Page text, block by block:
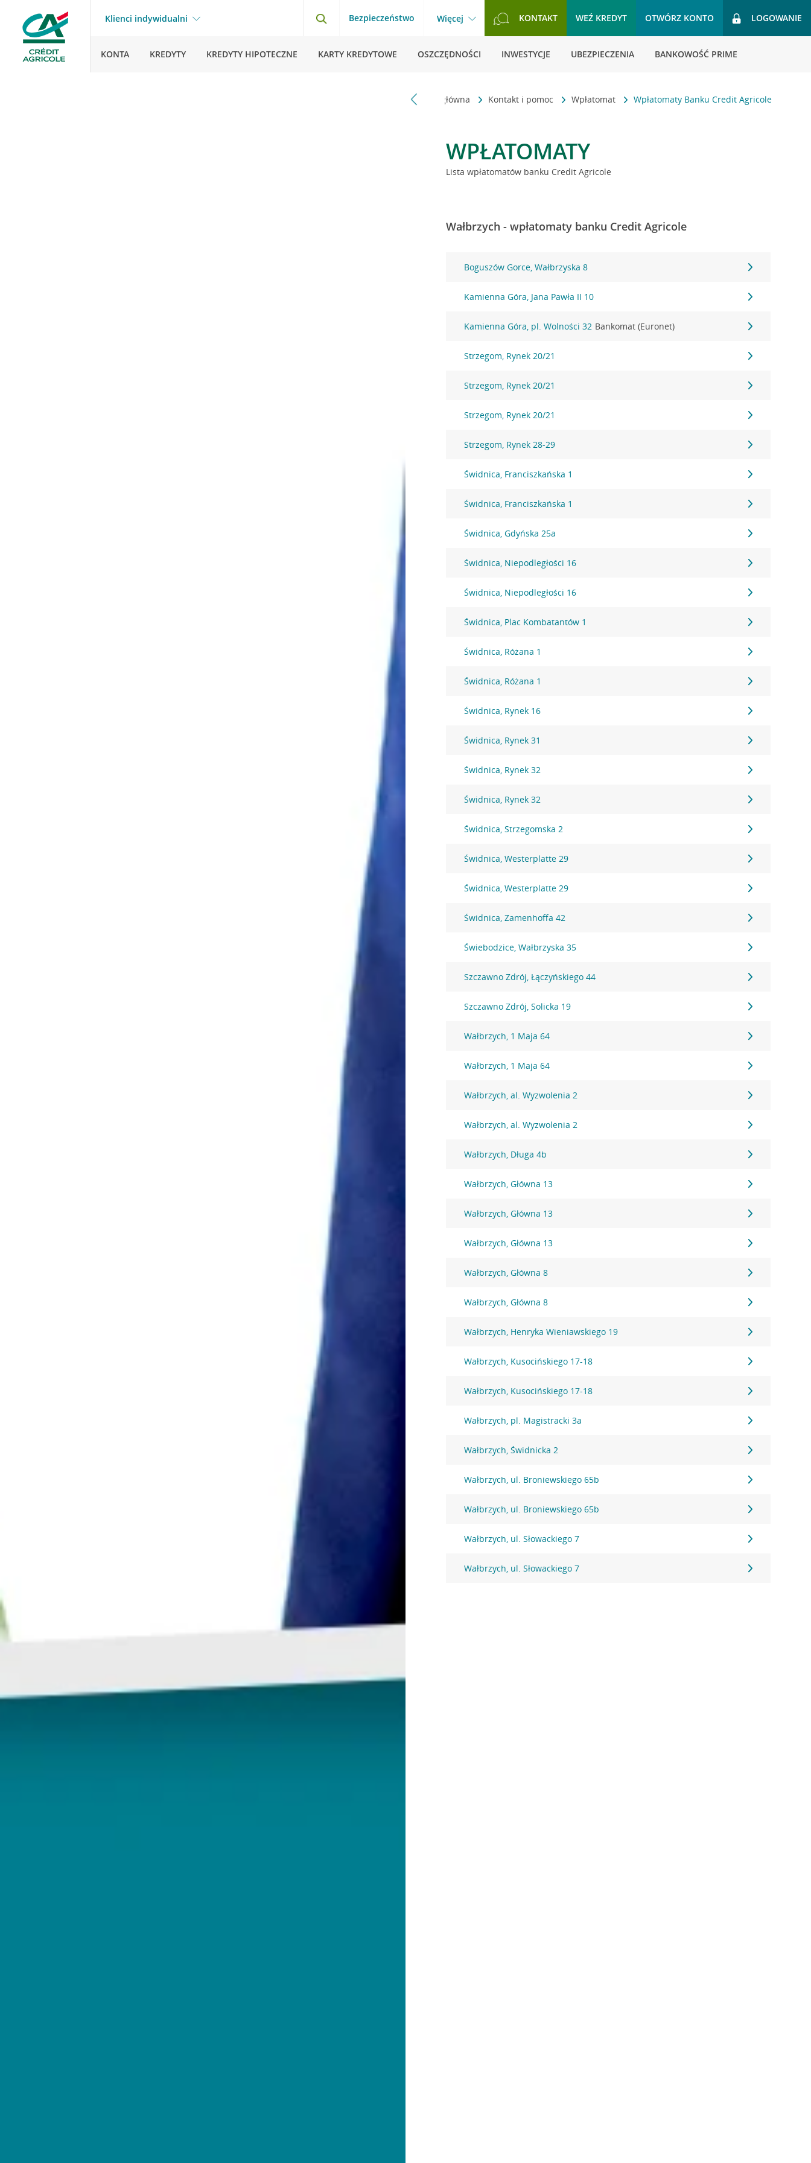
Klienci indywidualni Bezpieczeństwo Więcej KONTAKT WEŹ KREDYT OTWÓRZ KONTO LOGOWANIE
KONTA KREDYTY KREDYTY HIPOTECZNE KARTY KREDYTOWE OSZCZĘDNOŚCI INWESTYCJE UBEZPIECZENIA BANKOWOŚĆ PRIME
Strona główna Kontakt i pomoc Wpłatomat Wpłatomaty Banku Credit Agricole
WPŁATOMATY
Lista wpłatomatów banku Credit Agricole
Wałbrzych - wpłatomaty banku Credit Agricole
Boguszów Gorce, Wałbrzyska 8
Kamienna Góra, Jana Pawła II 10
Kamienna Góra, pl. Wolności 32 Bankomat (Euronet)
Strzegom, Rynek 20/21
Strzegom, Rynek 20/21
Strzegom, Rynek 20/21
Strzegom, Rynek 28-29
Świdnica, Franciszkańska 1
Świdnica, Franciszkańska 1
Świdnica, Gdyńska 25a
Świdnica, Niepodległości 16
Świdnica, Niepodległości 16
Świdnica, Plac Kombatantów 1
Świdnica, Różana 1
Świdnica, Różana 1
Świdnica, Rynek 16
Świdnica, Rynek 31
Świdnica, Rynek 32
Świdnica, Rynek 32
Świdnica, Strzegomska 2
Świdnica, Westerplatte 29
Świdnica, Westerplatte 29
Świdnica, Zamenhoffa 42
Świebodzice, Wałbrzyska 35
Szczawno Zdrój, Łączyńskiego 44
Szczawno Zdrój, Solicka 19
Wałbrzych, 1 Maja 64
Wałbrzych, 1 Maja 64
Wałbrzych, al. Wyzwolenia 2
Wałbrzych, al. Wyzwolenia 2
Wałbrzych, Długa 4b
Wałbrzych, Główna 13
Wałbrzych, Główna 13
Wałbrzych, Główna 13
Wałbrzych, Główna 8
Wałbrzych, Główna 8
Wałbrzych, Henryka Wieniawskiego 19
Wałbrzych, Kusocińskiego 17-18
Wałbrzych, Kusocińskiego 17-18
Wałbrzych, pl. Magistracki 3a
Wałbrzych, Świdnicka 2
Wałbrzych, ul. Broniewskiego 65b
Wałbrzych, ul. Broniewskiego 65b
Wałbrzych, ul. Słowackiego 7
Wałbrzych, ul. Słowackiego 7